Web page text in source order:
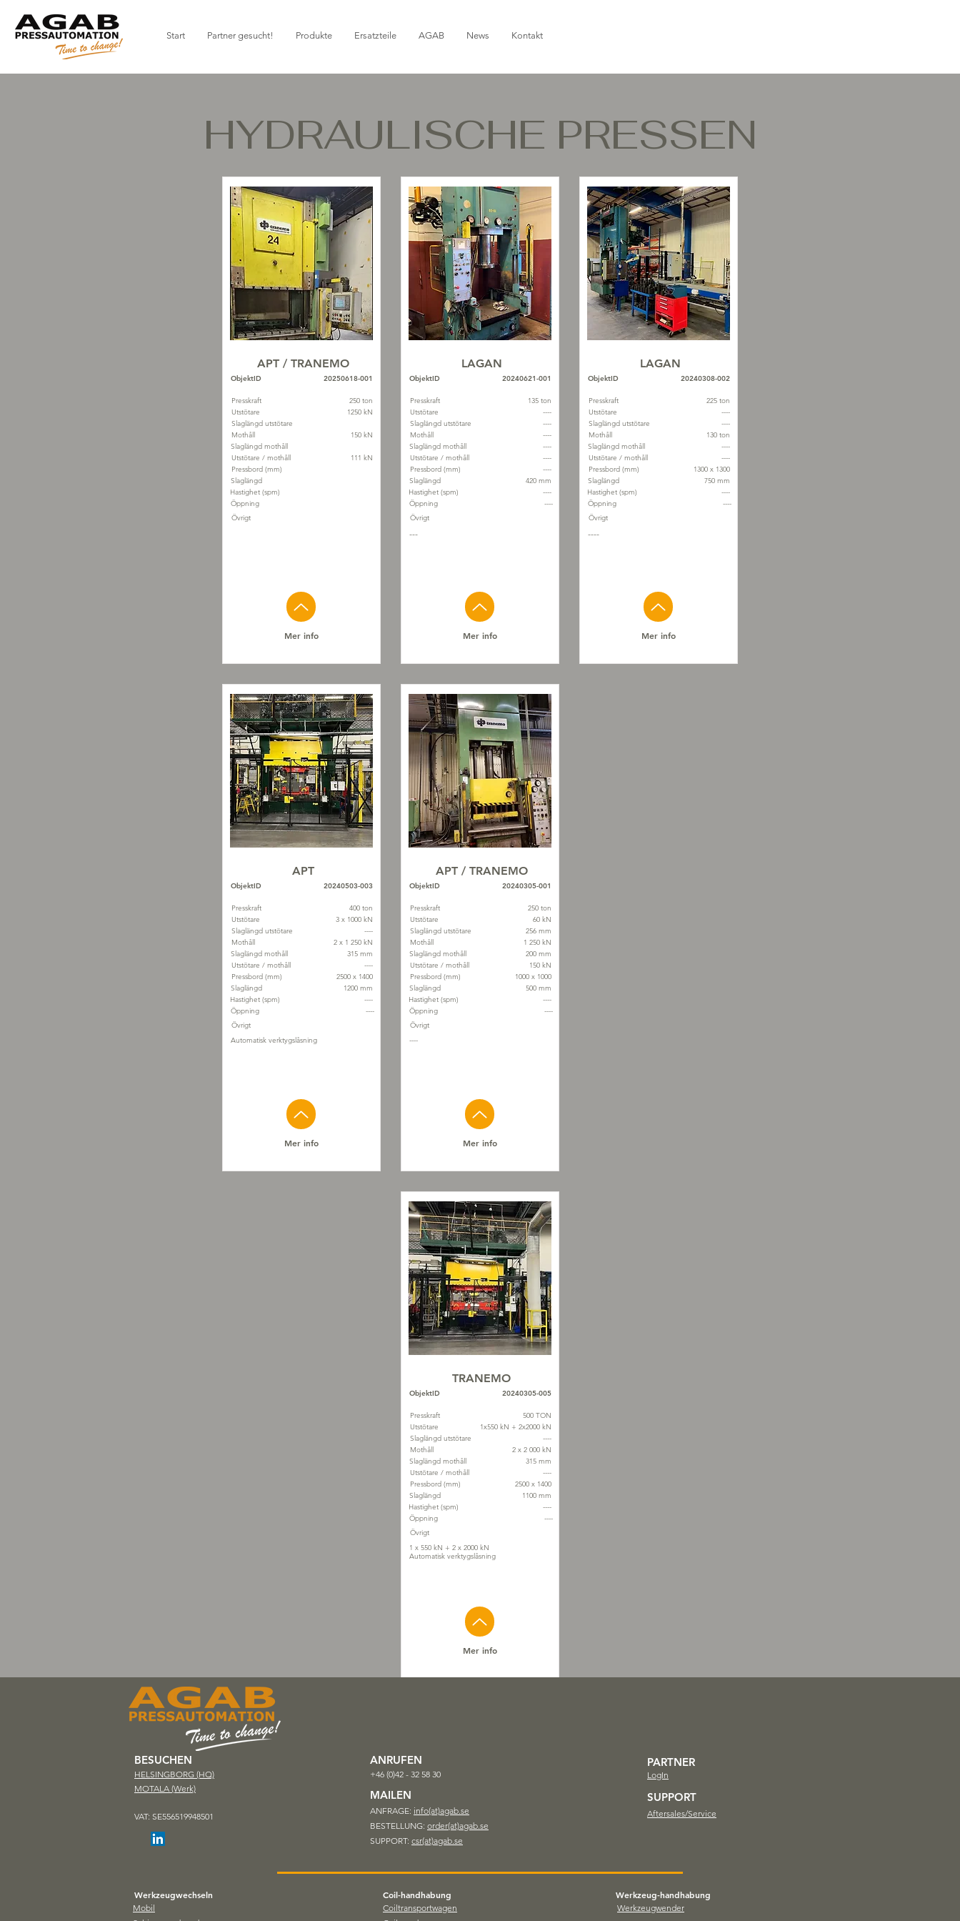
Start Partner gesucht! Produkte Ersatzteile AGAB News Kontakt
HYDRAULISCHE PRESSEN
APT / TRANEMO
ObjektID 20250618-001
Presskraft
250 ton
Utstötare
1250 kN
Slaglängd utstötare
Mothåll
Slaglängd mothåll
Utstötare / mothåll
Pressbord (mm)
Slaglängd
Hastighet (spm)
Öppning
150 kN
111 kN
Övrigt
Mer info
APT
ObjektID 20240503-003
Presskraft
400 ton
Utstötare
3 x 1000 kN
Slaglängd utstötare
Mothåll
Slaglängd mothåll
Utstötare / mothåll
Pressbord (mm)
Slaglängd
Hastighet (spm)
Öppning
----
2 x 1 250 kN
315 mm
----
2500 x 1400
1200 mm
----
----
Övrigt
Automatisk verktygslåsning
Mer info
LAGAN
ObjektID 20240621-001
Presskraft
135 ton
Utstötare
----
Slaglängd utstötare
Mothåll
Slaglängd mothåll
Utstötare / mothåll
Pressbord (mm)
Slaglängd
Hastighet (spm)
Öppning
----
----
----
----
----
420 mm
----
----
Övrigt
---
Mer info
APT / TRANEMO
ObjektID 20240305-001
Presskraft
250 ton
Utstötare
60 kN
Slaglängd utstötare
Mothåll
Slaglängd mothåll
Utstötare / mothåll
Pressbord (mm)
Slaglängd
Hastighet (spm)
Öppning
256 mm
1 250 kN
200 mm
150 kN
1000 x 1000
500 mm
----
----
Övrigt
----
Mer info
LAGAN
ObjektID 20240308-002
Presskraft
225 ton
Utstötare
----
Slaglängd utstötare
Mothåll
Slaglängd mothåll
Utstötare / mothåll
Pressbord (mm)
Slaglängd
Hastighet (spm)
Öppning
----
130 ton
----
----
1300 x 1300
750 mm
----
----
Övrigt
----
Mer info
TRANEMO
ObjektID 20240305-005
Presskraft
500 TON
Utstötare
1x550 kN + 2x2000 kN
Slaglängd utstötare
Mothåll
Slaglängd mothåll
Utstötare / mothåll
Pressbord (mm)
Slaglängd
Hastighet (spm)
Öppning
----
2 x 2 000 kN
315 mm
----
2500 x 1400
1100 mm
----
----
Övrigt
1 x 550 kN + 2 x 2000 kN
Automatisk verktygslåsning
Mer info
BESUCHEN
HELSINGBORG (HQ)
MOTALA (Werk)
VAT: SE556519948501
ANRUFEN
+46 (0)42 - 32 58 30
PARTNER
LogIn
SUPPORT
Aftersales/Service
MAILEN
ANFRAGE: info(at)agab.se
BESTELLUNG: order(at)agab.se
SUPPORT: csr(at)agab.se
Werkzeugwechseln
Mobil
Coil-handhabung
Coiltransportwagen
Werkzeug-handhabung
Werkzeugwender